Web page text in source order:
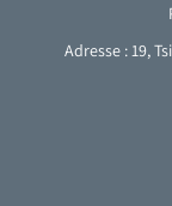
Adresse : 19,